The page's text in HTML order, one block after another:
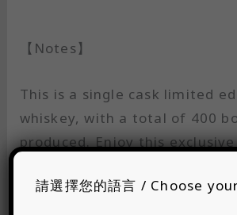
【Notes】
This is a single cask limited
whiskey, with a total of 400
produced. Enjoy this
請選擇您的語言 / Choose